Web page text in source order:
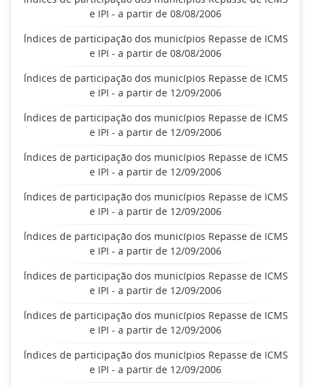
e IPI - a partir de 08/08/2006
Índices de participação dos municípios Repasse de ICMS
e IPI - a partir de 08/08/2006
Índices de participação dos municípios Repasse de ICMS
e IPI - a partir de 12/09/2006
Índices de participação dos municípios Repasse de ICMS
e IPI - a partir de 12/09/2006
Índices de participação dos municípios Repasse de ICMS
e IPI - a partir de 12/09/2006
Índices de participação dos municípios Repasse de ICMS
e IPI - a partir de 12/09/2006
Índices de participação dos municípios Repasse de ICMS
e IPI - a partir de 12/09/2006
Índices de participação dos municípios Repasse de ICMS
e IPI - a partir de 12/09/2006
Índices de participação dos municípios Repasse de ICMS
e IPI - a partir de 12/09/2006
Índices de participação dos municípios Repasse de ICMS
e IPI - a partir de 12/09/2006